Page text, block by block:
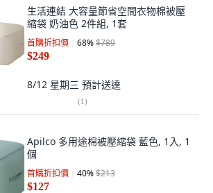
生活連結 大容量節省空間衣物棉被壓
縮袋 奶油色 2件組, 1套
首購折扣價 68%$789
$249
8/12 星期三 預計送達
(1)
Apilco 多用途棉被壓縮袋 藍色, 1入, 1
個
首購折扣價 40%$213
$127